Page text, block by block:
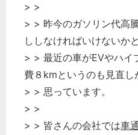
> >
> > 昨今のガソリン代高
ししなければいけないか
> > 最近の車がEVやハイ
費８kmというのも見直し
> > 思っています。
> >
> > 皆さんの会社では車